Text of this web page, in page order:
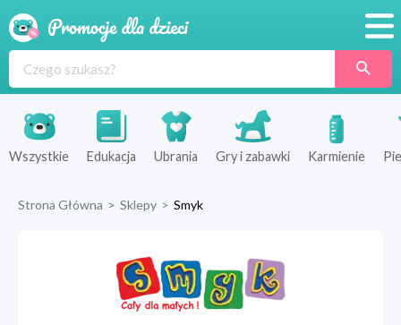
Produkty
Sklepy
Wszystkie Edukacja Ubrania Gry i zabawki Karmienie
Strona Główna > Sklepy > Smyk